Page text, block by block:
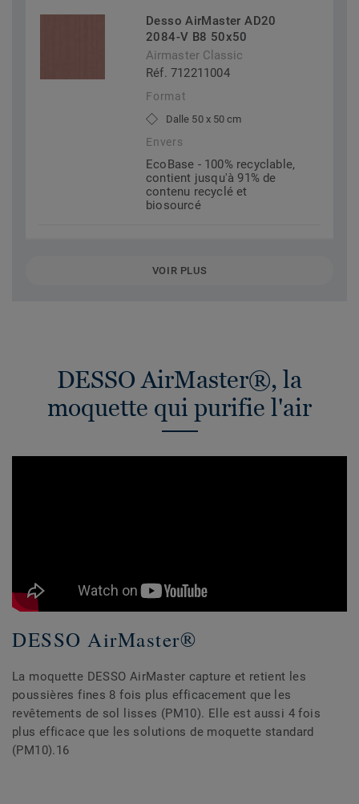
Desso AirMaster AD20
2084-V B8 50x50
Airmaster Classic
Réf. 712211004
Format
Dalle 50 x 50 cm
Envers
EcoBase - 100% recyclable,
contient jusqu'à 91% de
contenu recyclé et
biosourcé
VOIR PLUS
DESSO AirMaster®, la
moquette qui purifie l'air
DESSO AirMaster®
La moquette DESSO AirMaster capture et retient les
poussières fines 8 fois plus efficacement que les
revêtements de sol lisses (PM10). Elle est aussi 4 fois
plus efficace que les solutions de moquette standard
(PM10).16